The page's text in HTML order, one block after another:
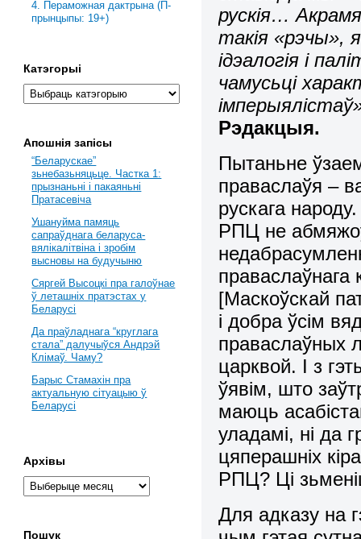
рускія…
такія «рэчы»,
ідэалогія і
чамусьці
Рэдакцыя.
Пытаньне
праваслаўя –
рускага
РПЦ не
праваслаўнага
[Маскоўскай
і добра ўсім
праваслаўных
царквой. І з
ўявім, што
маюць
уладамі, ні да
цяперашніх
РПЦ? Ці
Для адказу на
4. Пераможная дактрына (П-
прынцыпы: 19+)
Катэгорыі
Апошнія запісы
“Беларускае”
зьнебазьняцьце. Частка 1:
прызнаньні і пакаяньні
Пратасевіча
Ушануйма памяць
сапраўднага беларуса-
вялікалітвіна і зробім
высновы на будучыню
Сяргей Высоцкі пра галоўнае
ў леташніх пратэстах у
Беларусі
Да праўладнага “круглага
стала” далучыўся Андрэй
Клімаў. Чаму?
Барыс Стамахін пра
актуальную сітуацыю ў
Беларусі
Архівы
Пошук